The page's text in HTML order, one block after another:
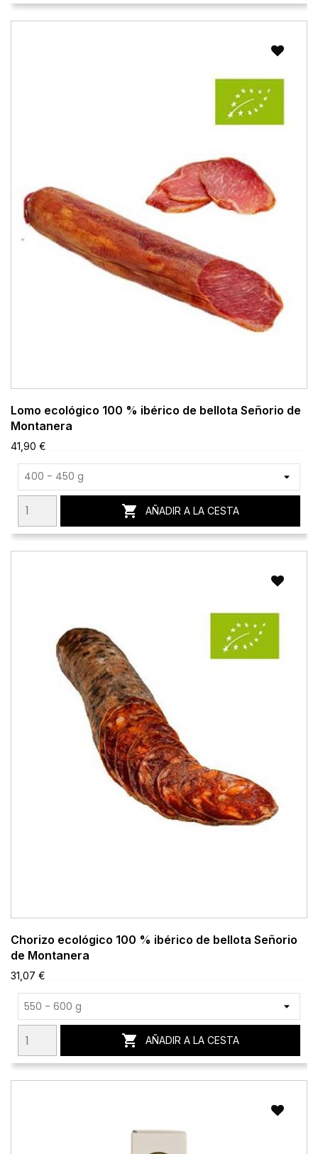
Lomo ecológico 100 % ibérico de bellota Señorio de
Montanera
41,90 €
 AÑADIR A LA CESTA
Chorizo ecológico 100 % ibérico de bellota Señorio
de Montanera
31,07 €
 AÑADIR A LA CESTA